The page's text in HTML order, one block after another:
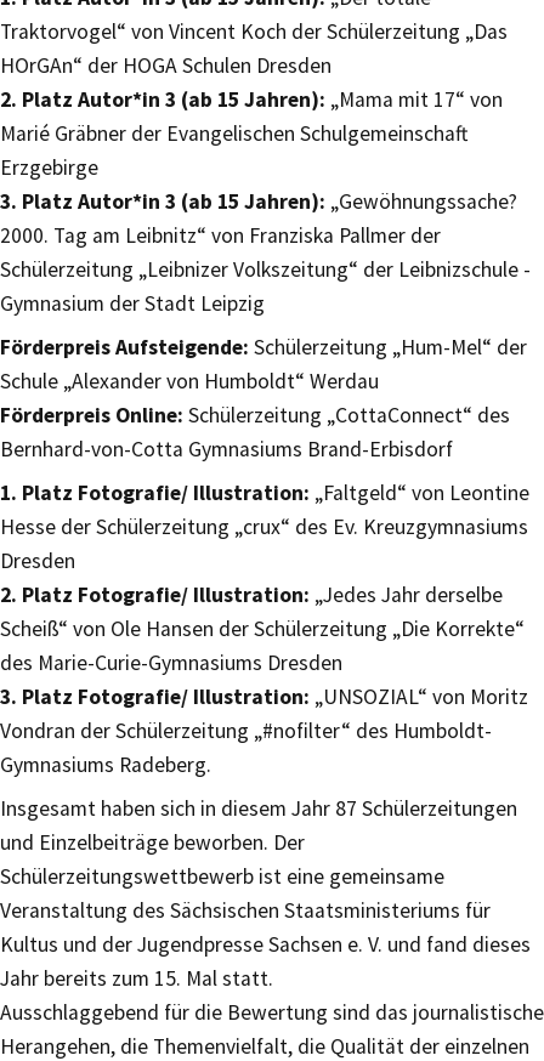
Traktorvogel“ von Vincent Koch der Schülerzeitung „Das
HOrGAn“ der HOGA Schulen Dresden
2. Platz Autor*in 3 (ab 15 Jahren): „Mama mit 17“ von
Marié Gräbner der Evangelischen Schulgemeinschaft
Erzgebirge
3. Platz Autor*in 3 (ab 15 Jahren): „Gewöhnungssache?
2000. Tag am Leibnitz“ von Franziska Pallmer der
Schülerzeitung „Leibnizer Volkszeitung“ der Leibnizschule -
Gymnasium der Stadt Leipzig
Förderpreis Aufsteigende: Schülerzeitung „Hum-Mel“ der
Schule „Alexander von Humboldt“ Werdau
Förderpreis Online: Schülerzeitung „CottaConnect“ des
Bernhard-von-Cotta Gymnasiums Brand-Erbisdorf
1. Platz Fotografie/ Illustration: „Faltgeld“ von Leontine
Hesse der Schülerzeitung „crux“ des Ev. Kreuzgymnasiums
Dresden
2. Platz Fotografie/ Illustration: „Jedes Jahr derselbe
Scheiß“ von Ole Hansen der Schülerzeitung „Die Korrekte“
des Marie-Curie-Gymnasiums Dresden
3. Platz Fotografie/ Illustration: „UNSOZIAL“ von Moritz
Vondran der Schülerzeitung „#nofilter“ des Humboldt-
Gymnasiums Radeberg.
Insgesamt haben sich in diesem Jahr 87 Schülerzeitungen
und Einzelbeiträge beworben. Der
Schülerzeitungswettbewerb ist eine gemeinsame
Veranstaltung des Sächsischen Staatsministeriums für
Kultus und der Jugendpresse Sachsen e. V. und fand dieses
Jahr bereits zum 15. Mal statt.
Ausschlaggebend für die Bewertung sind das journalistische
Herangehen, die Themenvielfalt, die Qualität der einzelnen